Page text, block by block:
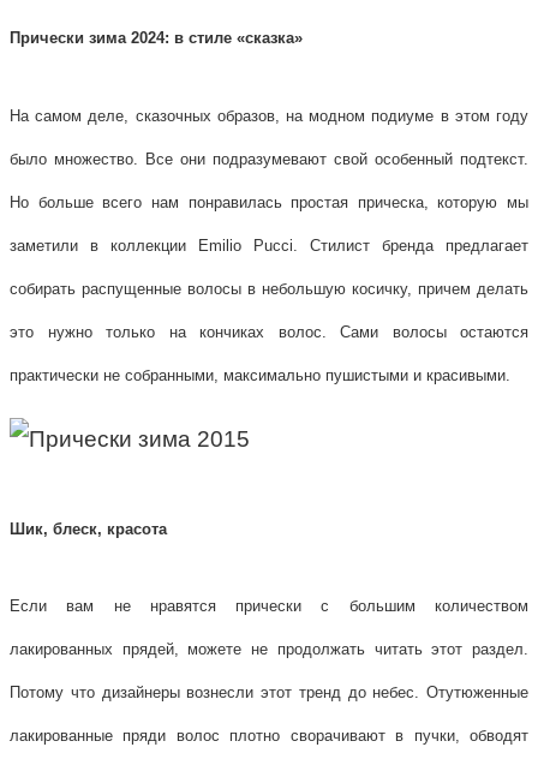
Прически зима 2024: в стиле «сказка»
На самом деле, сказочных образов, на модном подиуме в этом году
было множество. Все они подразумевают свой особенный подтекст.
Но больше всего нам понравилась простая прическа, которую мы
заметили в коллекции Emilio Pucci. Стилист бренда предлагает
собирать распущенные волосы в небольшую косичку, причем делать
это нужно только на кончиках волос. Сами волосы остаются
практически не собранными, максимально пушистыми и красивыми.
Шик, блеск, красота
Если вам не нравятся прически с большим количеством
лакированных прядей, можете не продолжать читать этот раздел.
Потому что дизайнеры вознесли этот тренд до небес. Отутюженные
лакированные пряди волос плотно сворачивают в пучки, обводят